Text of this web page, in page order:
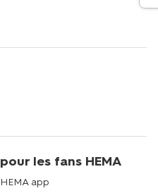
pour les fans HEMA
HEMA app